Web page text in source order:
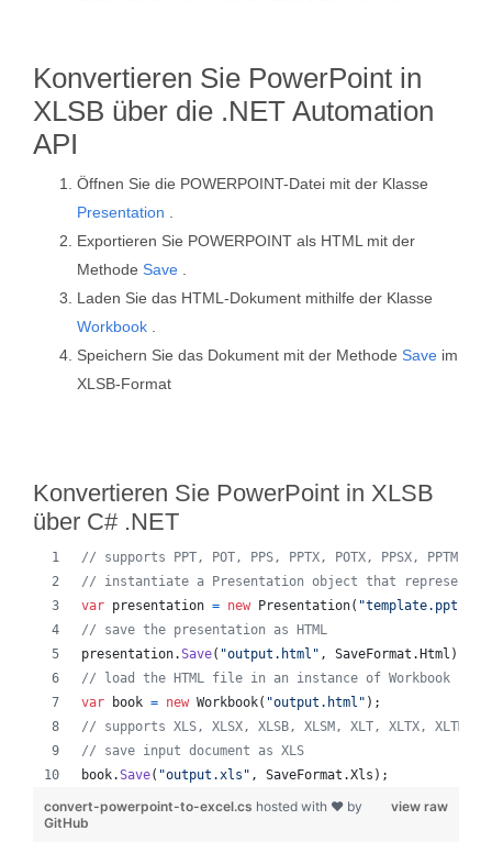
Konvertieren Sie PowerPoint in
XLSB über die .NET Automation
API
Öffnen Sie die POWERPOINT-Datei mit der Klasse
Presentation
Exportieren Sie POWERPOINT als HTML mit der
Methode Save
Laden Sie das HTML-Dokument mithilfe der Klasse
Workbook
Speichern Sie das Dokument mit der Methode Save im
XLSB-Format
Konvertieren Sie PowerPoint in XLSB
über C# .NET
// supports PPT, POT, PPS, PPTX, POTX, PPSX, PPTM,
// instantiate a Presentation object that represents
var presentation = new Presentation( "template.ppt"
// save the presentation as HTML
presentation.Save( "output.html" , SaveFormat . Html )
// load the HTML file in an instance of Workbook
var
book = new Workbook( "output.html" ) ;
// supports XLS, XLSX, XLSB, XLSM, XLT, XLTX, XLTM,
// save input document as XLS
book.Save( "output.xls" , SaveFormat .Xls ) ;
view raw
convert-powerpoint-to-excel.cs hosted with ❤ by
GitHub